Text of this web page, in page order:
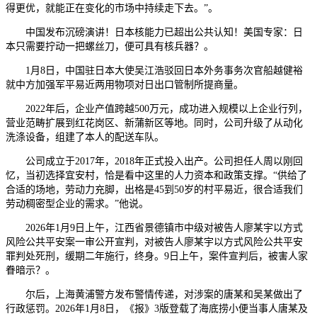
得更优，就能正在变化的市场中持续走下去。”。
中国发布沉磅演讲！日本核能力已超出公共认知！美国专家：日
本只需要拧动一把螺丝刀，便可具有核兵器？。
1月8日，中国驻日本大使吴江浩驳回日本外务事务次官船越健裕
就中方加强军平易近两用物项对日出口管制所提商量。
2022年后，企业产值跨越500万元，成功进入规模以上企业行列，
营业范畴扩展到红花岗区、新蒲新区等地。同时，公司升级了从动化
洗涤设备，组建了本人的配送车队。
公司成立于2017年，2018年正式投入出产。公司担任人周以刚回
忆，当初选择宜安村，恰是看中这里的人力资本和政策支撑。“供给了
合适的场地，劳动力充脚，出格是45到50岁的村平易近，很合适我们
劳动稠密型企业的需求。”他说。
2026年1月9日上午，江西省景德镇市中级对被告人廖某宇以方式
风险公共平安案一审公开宣判，对被告人廖某宇以方式风险公共平安
罪判处死刑，缓期二年施行，终身。9日上午，案件宣判后，被害人家
眷暗示？。
尔后，上海黄浦警方发布警情传递，对涉案的唐某和吴某做出了
行政惩罚。2026年1月8日，《报》3版登载了海底捞小便当事人唐某及